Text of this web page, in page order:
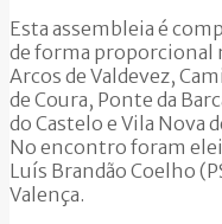
Esta assembleia é
de forma proporcional
Arcos de Valdevez,
de Coura, Ponte da
do Castelo e Vila Nova
No encontro foram
Luís Brandão Coelho
Valença.